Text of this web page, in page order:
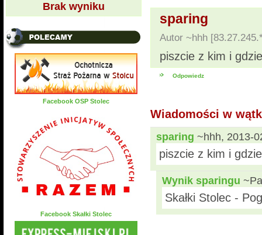
Brak wyniku
Facebook OSP Stolec
Facebook Skałki Stolec
sparing
Autor ~hhh
piszcie z kim i
Odpowiedz
Wiadomości w
sparing ~hhh, 2013-
piszcie z kim i
Wynik sparingu
Skałki Stolec -